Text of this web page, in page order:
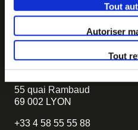
Tout
Autoriser
Tout
FIND MOB HOTEL
55 quai Rambaud
69 002 LYON
+33 4 58 55 55 88